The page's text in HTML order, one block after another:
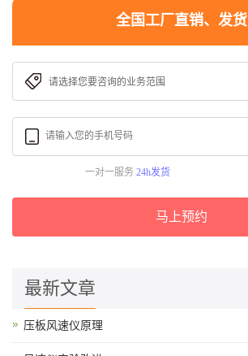
全国工厂直销、发货
一对一服务 24h发货
马上预约
最新文章
压板风速仪原理